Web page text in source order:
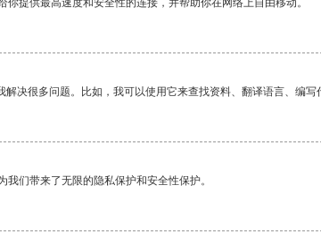
你提供最高速度和安全性的连接，并帮助你在网络上自由移动。
决很多问题。比如，我可以使用它来查找资料、翻译语言、编写
我们带来了无限的隐私保护和安全性保护。